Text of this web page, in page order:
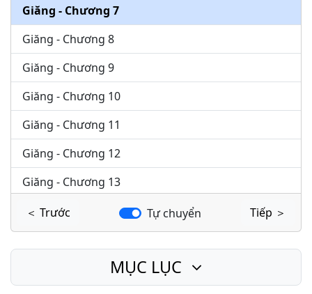
Giăng - Chương 7
Giăng - Chương 8
Giăng - Chương 9
Giăng - Chương 10
Giăng - Chương 11
Giăng - Chương 12
Giăng - Chương 13
Giăng - Chương 14
Giăng - Chương 16
＜ Trước Tự chuyển Tiếp ＞
MỤC LỤC